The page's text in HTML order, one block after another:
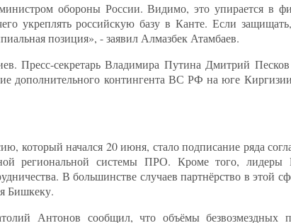
обороны России. Видимо, это упирается в
укреплять российскую базу в Канте. Если
позиция», - заявил Алмазбек Атамбаев.
Пресс-секретарь Владимира Путина Дмитрий
дополнительного контингента ВС РФ на юге
который начался 20 июня, стало подписание ряда
региональной системы ПРО. Кроме того,
В большинстве случаев партнёрство в этой
Бишкеку.
Антонов сообщил, что объёмы безвозмездных